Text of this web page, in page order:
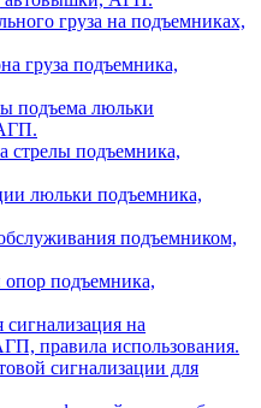
груза на подъемниках,
груза подъемника,
подъема люльки
стрелы подъемника,
люльки подъемника,
подъемником,
опор подъемника,
сигнализация на
правила использования.
сигнализации для